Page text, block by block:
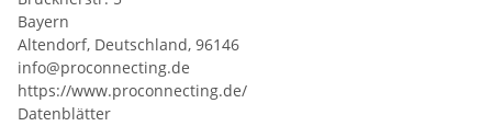
Bayern
Altendorf, Deutschland, 96146
info@proconnecting.de
https://www.proconnecting.de/
Datenblätter